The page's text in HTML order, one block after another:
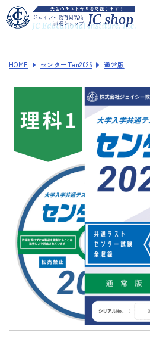
全国大学入試過去問データベース
Xam 2025
Xam 2024
Xam 2022
Xam 2021
ソフトウェアご登録フォーム
製品サポートページ
よくあるご質問（FAQ）
共通テスト/センター試験過去問データベース
センターTen 2026
HOME センターTen2026 通常版